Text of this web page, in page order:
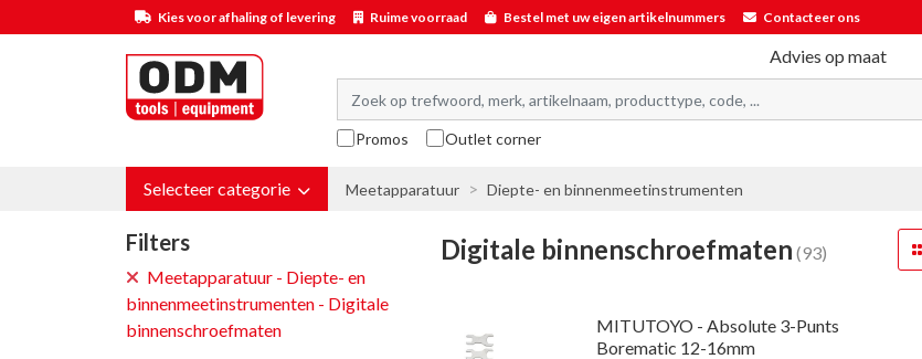
Kies voor afhaling of levering Ruime voorraad Bestel met uw eigen artikelnummers Contacteer ons
Advies op maat
Promos Outlet corner
Selecteer categorie Meetapparatuur Diepte- en binnenmeetinstrumenten
Filters
Meetapparatuur - Diepte- en
binnenmeetinstrumenten - Digitale
binnenschroefmaten
Digitale binnenschroefmaten (93)
MITUTOYO - Absolute 3-Punts
Borematic 12-16mm